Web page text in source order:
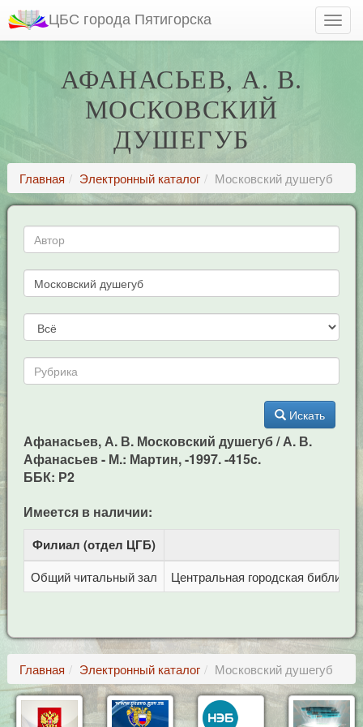
ЦБС города Пятигорска
АФАНАСЬЕВ, А. В.
МОСКОВСКИЙ
ДУШЕГУБ
Главная Электронный каталог Московский душегуб
Искать
Афанасьев, А. В. Московский душегуб / А. В.
Афанасьев - М.: Мартин, -1997. -415c.
ББК: Р2
Имеется в наличии:
Филиал (отдел ЦГБ)
Общий читальный зал Центральная городская
Главная Электронный каталог Московский душегуб